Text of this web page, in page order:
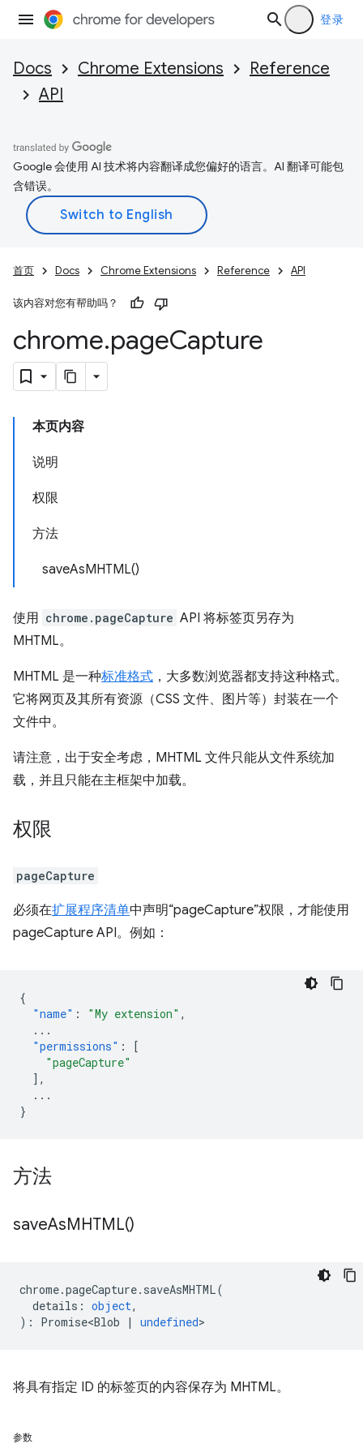
登录
Docs Chrome Extensions
Reference
API
Google 会使用 AI 技术将内容翻译成您偏好的语言。AI 翻译可能包
含错误。
首页 Docs Chrome Extensions Reference API
该内容对您有帮助吗？
chrome.pageCapture
本页内容
说明
权限
方法
saveAsMHTML()
使用 chrome.pageCapture API 将标签页另存为
MHTML。
MHTML 是一种标准格式 ，大多数浏览器都支持这种格式。
它将网页及其所有资源（CSS 文件、图片等）封装在一个
文件中。
请注意，出于安全考虑，MHTML 文件只能从文件系统加
载，并且只能在主框架中加载。
权限
pageCapture
必须在扩展程序清单中声明“pageCapture”权限，才能使用
pageCapture API。例如：
{
"name" : "My extension" ,
...
"permissions" :
[
"pageCapture"
],
...
}
方法
saveAsMHTML()
chrome.pageCapture. saveAsMHTML(
details : object,
) : Promise<Blob | undefined>
将具有指定 ID 的标签页的内容保存为 MHTML。
参数